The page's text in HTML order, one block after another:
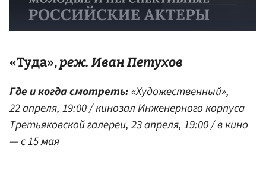
«Туда»,реж. Иван Петухов
Где и когда смотреть:«Художественный»,
22 апреля, 19:00 / кинозал Инженерного корпуса
Третьяковской галереи, 23 апреля, 19:00 / в кино
— с 15 мая